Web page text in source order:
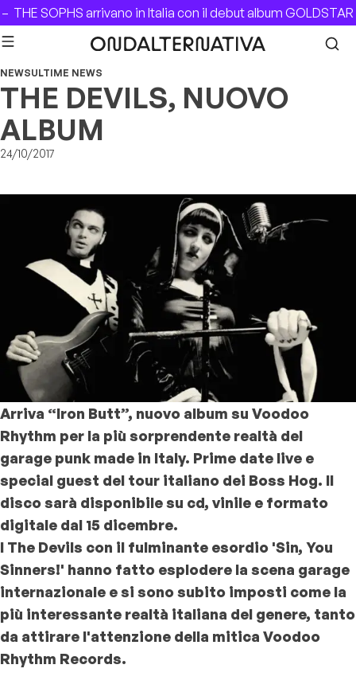
Skip to content
THE SOPHS arrivano in Italia con il debut album GOLDSTAR –
NEWSULTIME NEWS
THE DEVILS, NUOVO
ALBUM
24/10/2017
Arriva “Iron Butt”, nuovo album su Voodoo
Rhythm per la più sorprendente realtà del
garage punk made in Italy. Prime date live e
special guest del tour italiano dei Boss Hog. Il
disco sarà disponibile su cd, vinile e formato
digitale dal 15 dicembre.
I The Devils con il fulminante esordio 'Sin, You
Sinners!' hanno fatto esplodere la scena garage
internazionale e si sono subito imposti come la
più interessante realtà italiana del genere, tanto
da attirare l'attenzione della mitica Voodoo
Rhythm Records.